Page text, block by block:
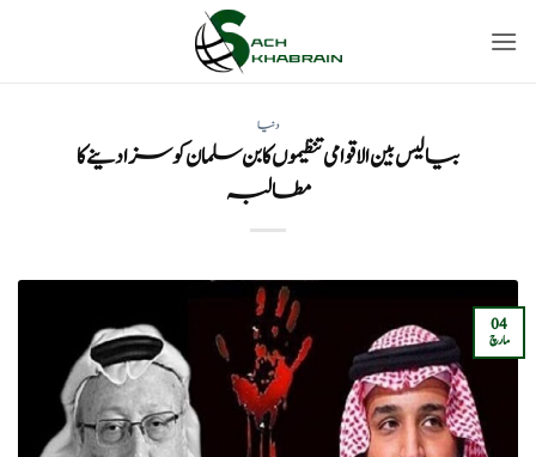
دنیا
بیالیس بین الاقوامی تنظیموں کا بن سلمان کو سزا دینے کا
مطالبہ
04
مارچ